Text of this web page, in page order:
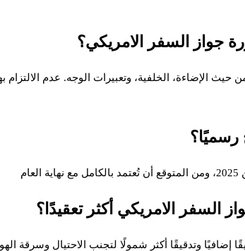
جواز السفر الامريكي؟
الإضاءة، الخلفية، وتعبيرات الوجه. عدم الالتزام
رسميًا؟
السفر الامريكي أكثر تعقيدًا؟
إضافيًا وتدقيقًا أكثر شمولًا لتجنب الاحتيال وسرقة